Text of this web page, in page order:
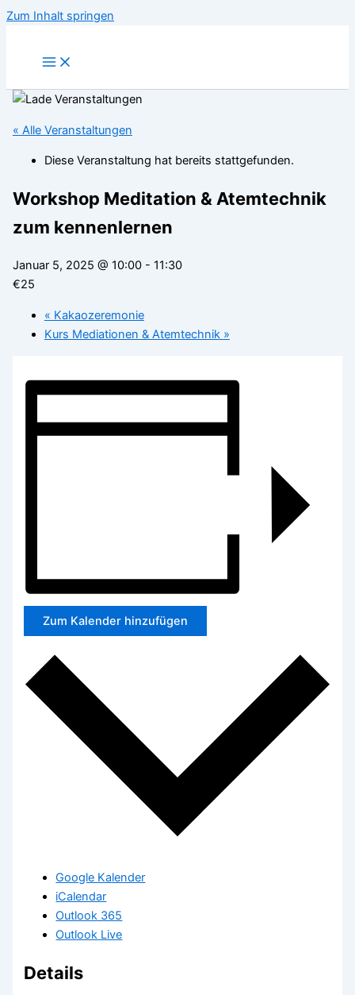
Zum Inhalt springen
« Alle Veranstaltungen
Diese Veranstaltung hat bereits stattgefunden.
Workshop Meditation & Atemtechnik
zum kennenlernen
Januar 5, 2025 @ 10:00- 11:30
€25
« Kakaozeremonie
Kurs Mediationen & Atemtechnik »
Zum Kalender hinzufügen
Google Kalender
iCalendar
Outlook 365
Outlook Live
Details